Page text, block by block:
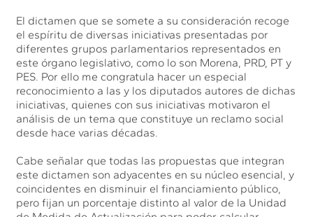
El dictamen que se somete a su consideración recoge
el espíritu de diversas iniciativas presentadas por
diferentes grupos parlamentarios representados en
este órgano legislativo, como lo son Morena, PRD, PT y
PES. Por ello me congratula hacer un especial
reconocimiento a las y los diputados autores de dichas
iniciativas, quienes con sus iniciativas motivaron el
análisis de un tema que constituye un reclamo social
desde hace varias décadas.
Cabe señalar que todas las propuestas que integran
este dictamen son adyacentes en su núcleo esencial, y
coincidentes en disminuir el financiamiento público,
pero fijan un porcentaje distinto al valor de la Unidad